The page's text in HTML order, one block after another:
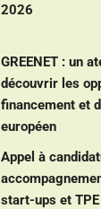
2026
GREENET : un
découvrir les
financement et
européen
Appel à
start-ups et TPE